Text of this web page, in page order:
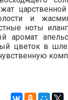
и
ноты
аромат
цветок в